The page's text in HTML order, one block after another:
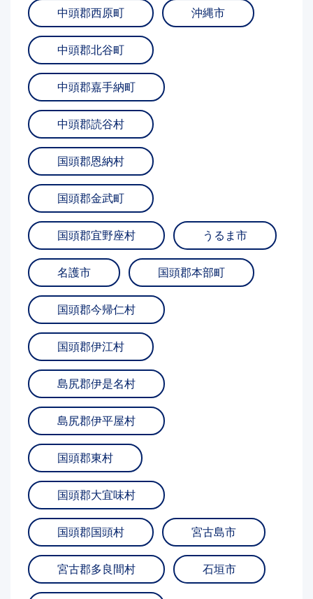
中頭郡西原町 沖縄市
中頭郡北谷町
中頭郡嘉手納町
中頭郡読谷村
国頭郡恩納村
国頭郡金武町
国頭郡宜野座村 うるま市
名護市 国頭郡本部町
国頭郡今帰仁村
国頭郡伊江村
島尻郡伊是名村
島尻郡伊平屋村
国頭郡東村
国頭郡大宜味村
国頭郡国頭村 宮古島市
宮古郡多良間村 石垣市